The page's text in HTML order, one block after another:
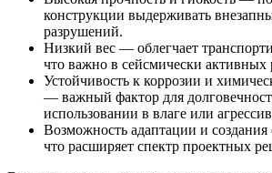
конструкции выдерживать
разрушений.
Низкий вес — облегчает
что важно в сейсмически активных
Устойчивость к коррозии и
— важный фактор для
использовании в влаге или
Возможность адаптации и
что расширяет спектр проектных